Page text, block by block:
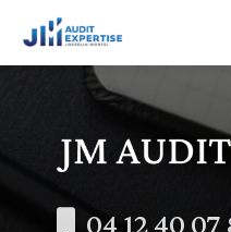
contenu
04 12 40 07